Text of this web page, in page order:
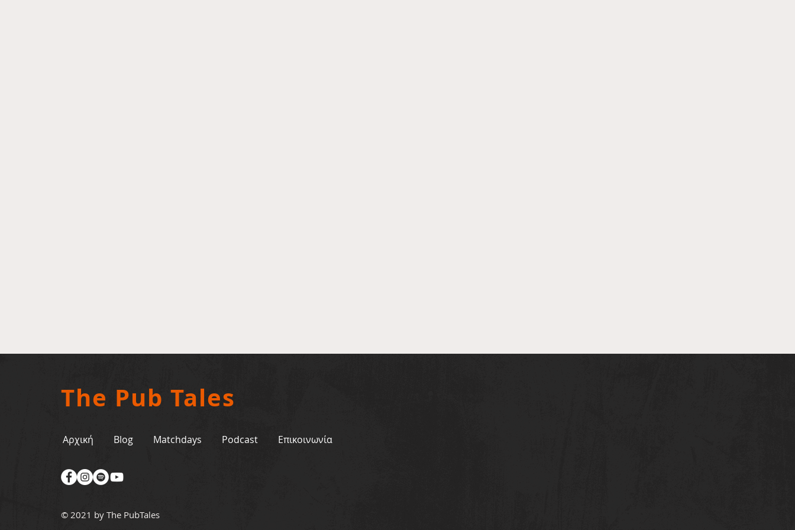
The Pub Tales
Αρχική Blog Matchdays Podcast Επικοινωνία
© 2021 by The PubTales